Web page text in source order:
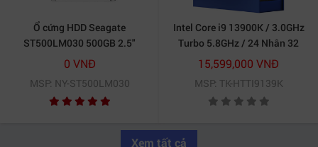
Ổ cứng HDD Seagate
ST500LM030 500GB 2.5"
SATA 3 - ST500LM030
0 VNĐ
MSP: NY-ST500LM030
Intel Core i9 13900K / 3.0GHz
Turbo 5.8GHz / 24 Nhân 32
Luồng / 36MB / LGA 1700
15,599,000 VNĐ
MSP: TK-HTTI9139K
Xem tất cả